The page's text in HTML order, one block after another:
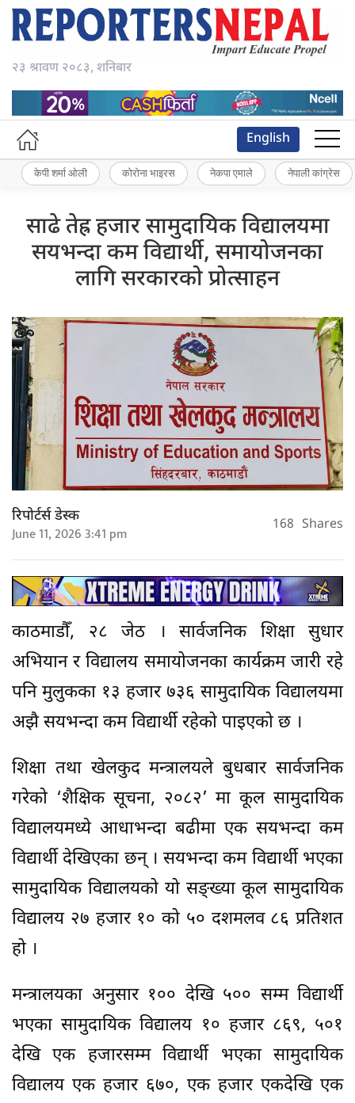
२३ श्रावण २०८३, शनिबार
English
केपी शर्मा ओली कोरोना भाइरस नेकपा एमाले नेपाली कांग्रेस
साढे तेह्र हजार सामुदायिक विद्यालयमा
सयभन्दा कम विद्यार्थी, समायोजनका
लागि सरकारको प्रोत्साहन
रिपोर्टर्स डेस्क
June 11, 2026 3:41 pm 168 Shares
काठमाडौँ, २८ जेठ । सार्वजनिक शिक्षा सुधार
अभियान र विद्यालय समायोजनका कार्यक्रम जारी रहे
पनि मुलुकका १३ हजार ७३६ सामुदायिक विद्यालयमा
अझै सयभन्दा कम विद्यार्थी रहेको पाइएको छ ।
शिक्षा तथा खेलकुद मन्त्रालयले बुधबार सार्वजनिक
गरेको ‘शैक्षिक सूचना, २०८२’ मा कूल सामुदायिक
विद्यालयमध्ये आधाभन्दा बढीमा एक सयभन्दा कम
विद्यार्थी देखिएका छन् । सयभन्दा कम विद्यार्थी भएका
सामुदायिक विद्यालयको यो सङ्ख्या कूल सामुदायिक
विद्यालय २७ हजार १० को ५० दशमलव ८६ प्रतिशत
हो ।
मन्त्रालयका अनुसार १०० देखि ५०० सम्म विद्यार्थी
भएका सामुदायिक विद्यालय १० हजार ८६९, ५०१
देखि एक हजारसम्म विद्यार्थी भएका सामुदायिक
विद्यालय एक हजार ६७०, एक हजार एकदेखि एक